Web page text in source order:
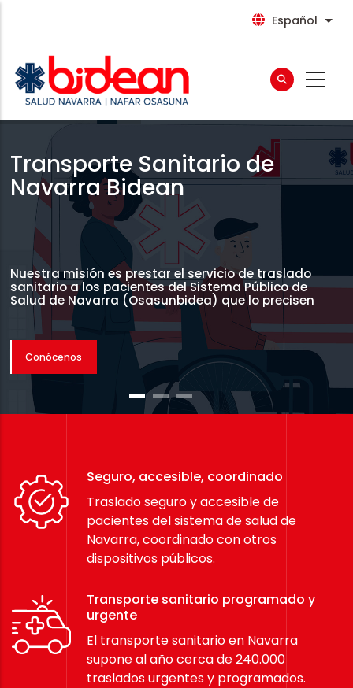
principal
Español
Transporte Sanitario de
Navarra Bidean
Nuestra misión es prestar el servicio de traslado
sanitario a los pacientes del Sistema Público de
Salud de Navarra (Osasunbidea) que lo precisen
Conócenos
Seguro, accesible, coordinado
Traslado seguro y accesible de
pacientes del sistema de salud de
Navarra, coordinado con otros
dispositivos públicos.
Transporte sanitario programado y
urgente
El transporte sanitario en Navarra
supone al año cerca de 240.000
traslados urgentes y programados.